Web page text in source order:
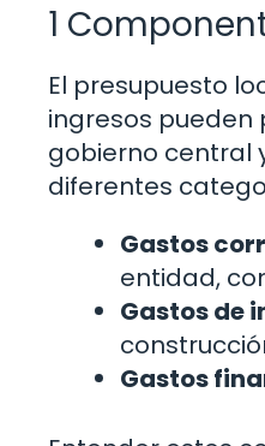
1
El presupuesto
ingresos pueden
gobierno central
diferentes
Gastos
entidad,
Gastos de
Gastos